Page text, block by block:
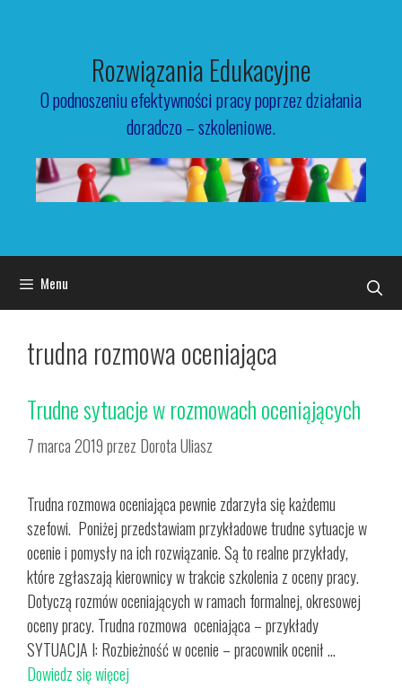
Rozwiązania Edukacyjne
O podnoszeniu efektywności pracy poprzez działania
doradczo – szkoleniowe.
Menu
trudna rozmowa oceniająca
Trudne sytuacje w rozmowach oceniąjących
7 marca 2019przez Dorota Uliasz
Trudna rozmowa oceniająca pewnie zdarzyła się każdemu
szefowi. Poniżej przedstawiam przykładowe trudne sytuacje w
ocenie i pomysły na ich rozwiązanie. Są to realne przykłady,
które zgłaszają kierownicy w trakcie szkolenia z oceny pracy.
Dotyczą rozmów oceniających w ramach formalnej, okresowej
oceny pracy. Trudna rozmowa oceniająca – przykłady
SYTUACJA I: Rozbieżność w ocenie – pracownik ocenił …
Dowiedz się więcej